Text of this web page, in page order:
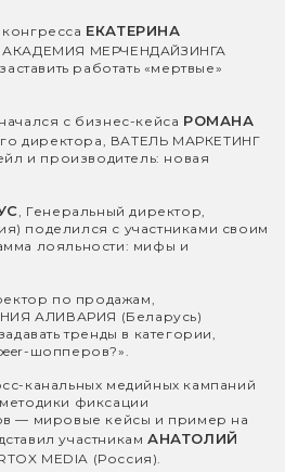
ЕКАТЕРИНА
АКАДЕМИЯ МЕРЧЕНДАЙЗИНГА
работать «мертвые»
с бизнес-кейса РОМАНА
директора, ВАТЕЛЬ МАРКЕТИНГ
и производитель: новая
, Генеральный директор,
поделился с участниками своим
лояльности: мифы и
по продажам,
АЛИВАРИЯ (Беларусь)
тренды в категории,
шопперов?».
канальных медийных кампаний
фиксации
— мировые кейсы и пример на
участникамАНАТОЛИЙ
MEDIA (Россия).